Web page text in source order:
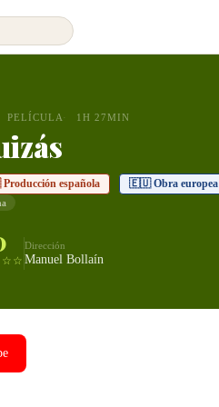
PELÍCULA 1H 27MIN
española 🇪🇺 Obra europea
Dirección
Manuel Bollaín